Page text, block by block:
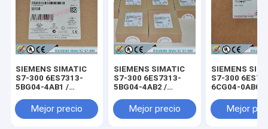
SIEMENS SIMATIC
S7-300 6ES7313-
5BG04-4AB1 /
Mejor precio
SIEMENS SIMATIC
S7-300 6ES7313-
5BG04-4AB2 /
Mejor precio
SIEMENS
S7-300
6CG04-0AB0 /
Mejor